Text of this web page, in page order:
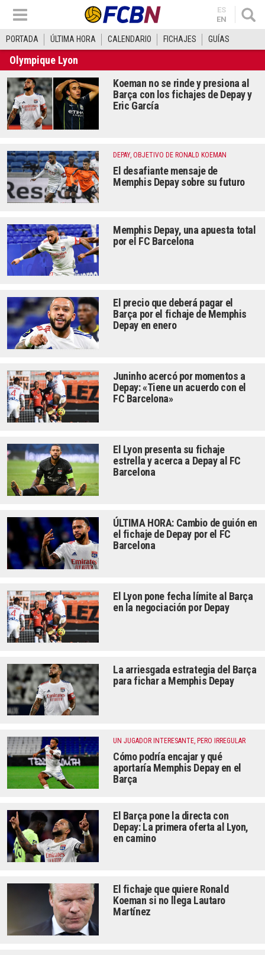
ES
EN
PORTADA ÚLTIMA HORA CALENDARIO FICHAJES GUÍAS
Olympique Lyon
Koeman no se rinde y presiona al
Barça con los fichajes de Depay y
Eric García
DEPAY, OBJETIVO DE RONALD KOEMAN
El desafiante mensaje de
Memphis Depay sobre su futuro
Memphis Depay, una apuesta total
por el FC Barcelona
El precio que deberá pagar el
Barça por el fichaje de Memphis
Depay en enero
Juninho acercó por momentos a
Depay: «Tiene un acuerdo con el
FC Barcelona»
El Lyon presenta su fichaje
estrella y acerca a Depay al FC
Barcelona
ÚLTIMA HORA: Cambio de guión en
el fichaje de Depay por el FC
Barcelona
El Lyon pone fecha límite al Barça
en la negociación por Depay
La arriesgada estrategia del Barça
para fichar a Memphis Depay
UN JUGADOR INTERESANTE, PERO IRREGULAR
Cómo podría encajar y qué
aportaría Memphis Depay en el
Barça
El Barça pone la directa con
Depay: La primera oferta al Lyon,
en camino
El fichaje que quiere Ronald
Koeman si no llega Lautaro
Martínez